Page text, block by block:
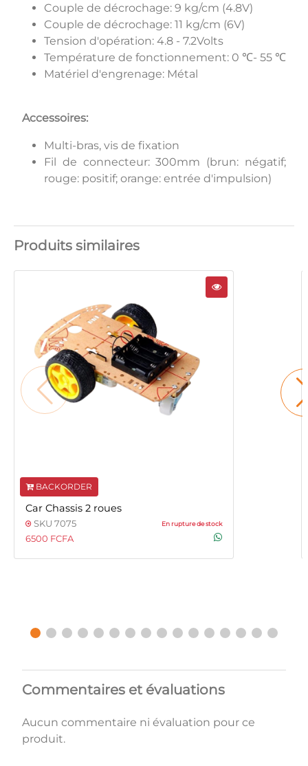
Couple de décrochage: 9 kg/cm (4.8V)
Couple de décrochage: 11 kg/cm (6V)
Tension d'opération: 4.8 - 7.2Volts
Température de fonctionnement: 0 ℃- 55 ℃
Matériel d'engrenage: Métal
Accessoires:
Multi-bras, vis de fixation
Fil de connecteur: 300mm (brun: négatif;
rouge: positif; orange: entrée d'impulsion)
Produits similaires
BACKORDER
Car Chassis 2 roues
SKU 7075 En rupture de stock
6500 FCFA
Commentaires et évaluations
Aucun commentaire ni évaluation pour ce
produit.